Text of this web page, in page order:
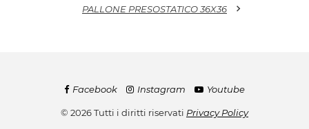
PALLONE PRESOSTATICO 36X36 chevron_right
Facebook Instagram Youtube
© 2026 Tutti i diritti riservati Privacy Policy